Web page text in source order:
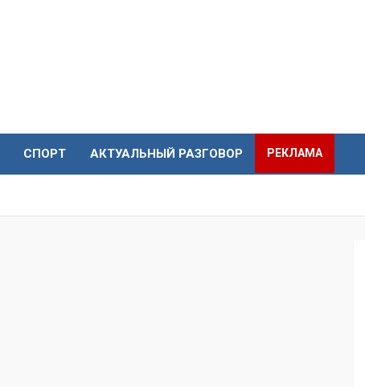
СПОРТ АКТУАЛЬНЫЙ РАЗГОВОР РЕКЛАМА